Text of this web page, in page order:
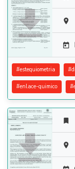
 

#estequiometria #
#enlace-quimico #


